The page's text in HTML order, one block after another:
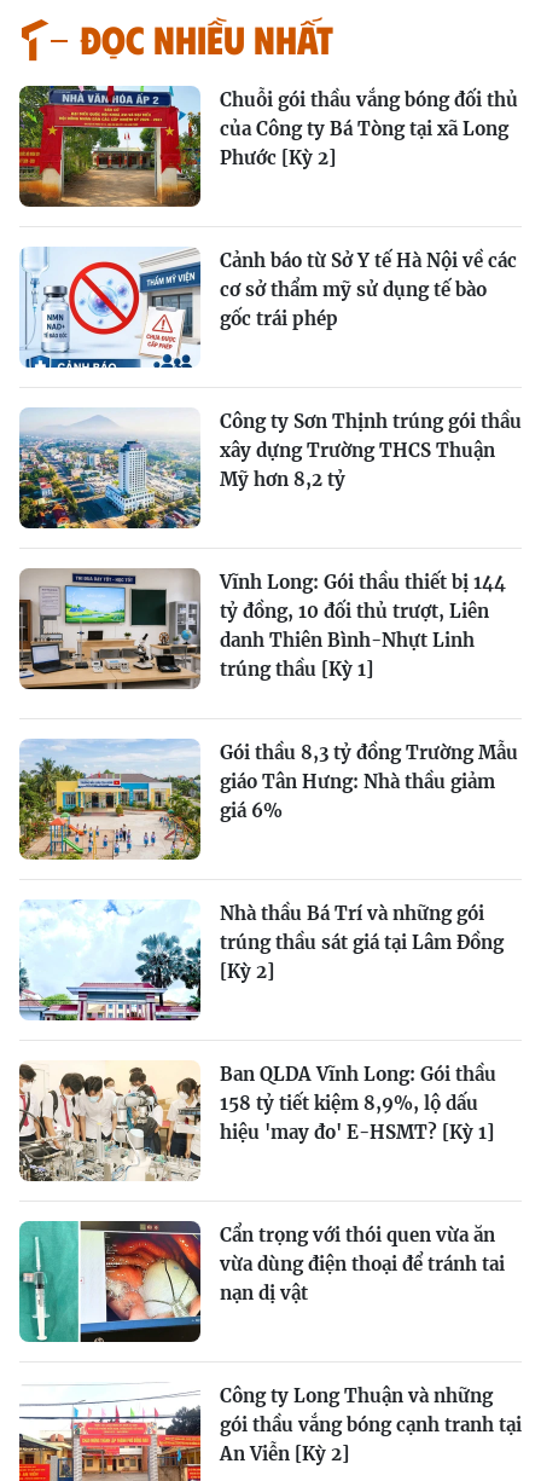
Đọc nhiều nhất
Chuỗi gói thầu vắng bóng đối thủ
của Công ty Bá Tòng tại xã Long
Phước [Kỳ 2]
Cảnh báo từ Sở Y tế Hà Nội về các
cơ sở thẩm mỹ sử dụng tế bào
gốc trái phép
Công ty Sơn Thịnh trúng gói thầu
xây dựng Trường THCS Thuận
Mỹ hơn 8,2 tỷ
Vĩnh Long: Gói thầu thiết bị 144
tỷ đồng, 10 đối thủ trượt, Liên
danh Thiên Bình-Nhựt Linh
trúng thầu [Kỳ 1]
Gói thầu 8,3 tỷ đồng Trường Mẫu
giáo Tân Hưng: Nhà thầu giảm
giá 6%
Nhà thầu Bá Trí và những gói
trúng thầu sát giá tại Lâm Đồng
[Kỳ 2]
Ban QLDA Vĩnh Long: Gói thầu
158 tỷ tiết kiệm 8,9%, lộ dấu
hiệu 'may đo' E-HSMT? [Kỳ 1]
Cẩn trọng với thói quen vừa ăn
vừa dùng điện thoại để tránh tai
nạn dị vật
Công ty Long Thuận và những
gói thầu vắng bóng cạnh tranh tại
An Viễn [Kỳ 2]